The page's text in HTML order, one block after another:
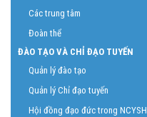
Các trung tâm
Đoàn thể
ĐÀO TẠO VÀ CHỈ ĐẠO TUYẾN
Quản lý đào tạo
Quản lý Chỉ đạo tuyến
Hội đồng đạo đức trong NCYSH